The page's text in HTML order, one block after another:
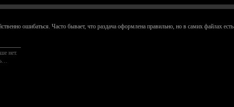
ошибаться. Часто бывает, что раздача оформлена правильно, но в самих файлах
нет.